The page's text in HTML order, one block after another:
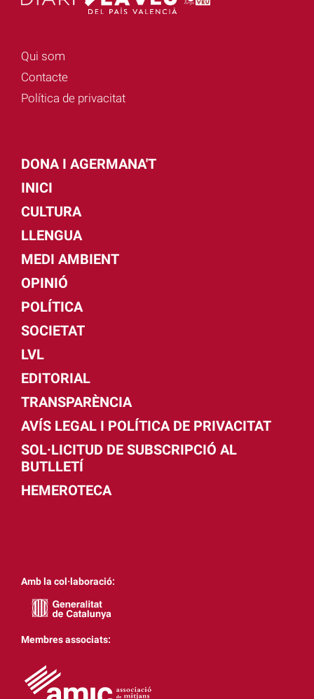
Qui som
Contacte
Política de privacitat
DONA I AGERMANA'T
INICI
CULTURA
LLENGUA
MEDI AMBIENT
OPINIÓ
POLÍTICA
SOCIETAT
LVL
EDITORIAL
TRANSPARÈNCIA
AVÍS LEGAL I POLÍTICA DE PRIVACITAT
SOL·LICITUD DE SUBSCRIPCIÓ AL
BUTLLETÍ
HEMEROTECA
Amb la col·laboració:
Membres associats: